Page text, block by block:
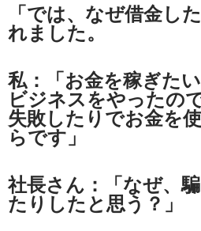
「では、なぜ借金し
れました。
私：「お金を稼ぎた
ビジネスをやったの
失敗したりでお金を
らです」
社長さん：「なぜ、
たりしたと思う？」